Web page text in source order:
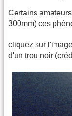
Certains
300mm) ces
cliquez sur
d'un trou noir